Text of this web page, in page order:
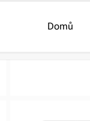
Domů